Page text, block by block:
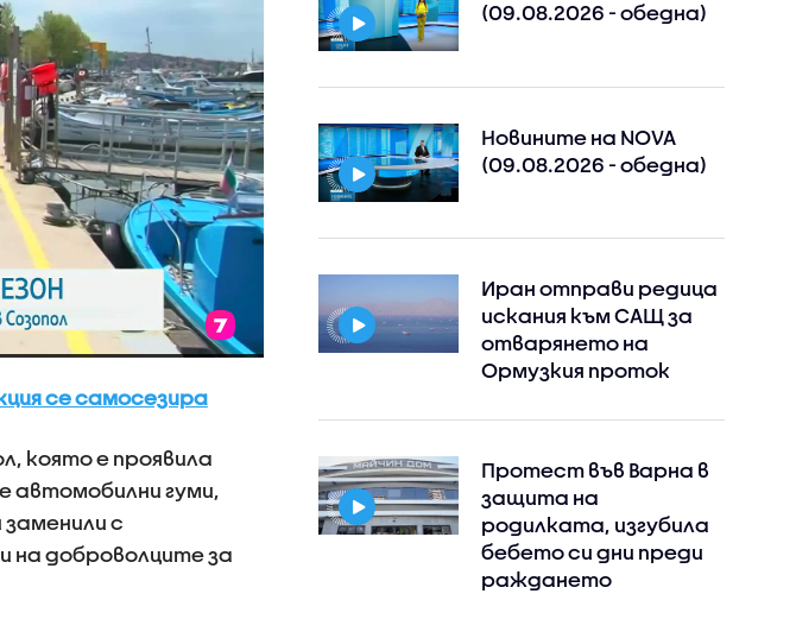
се самосезира
която е проявила
гуми,
заменили с
на доброволците за
(09.08.2026 - обедна)
Новините на NOVA
(09.08.2026 - обедна)
Иран отправи редица
искания към САЩ за
отварянето на
Ормузкия проток
Протест във Варна в
защита на
родилката, изгубила
бебето си дни преди
раждането